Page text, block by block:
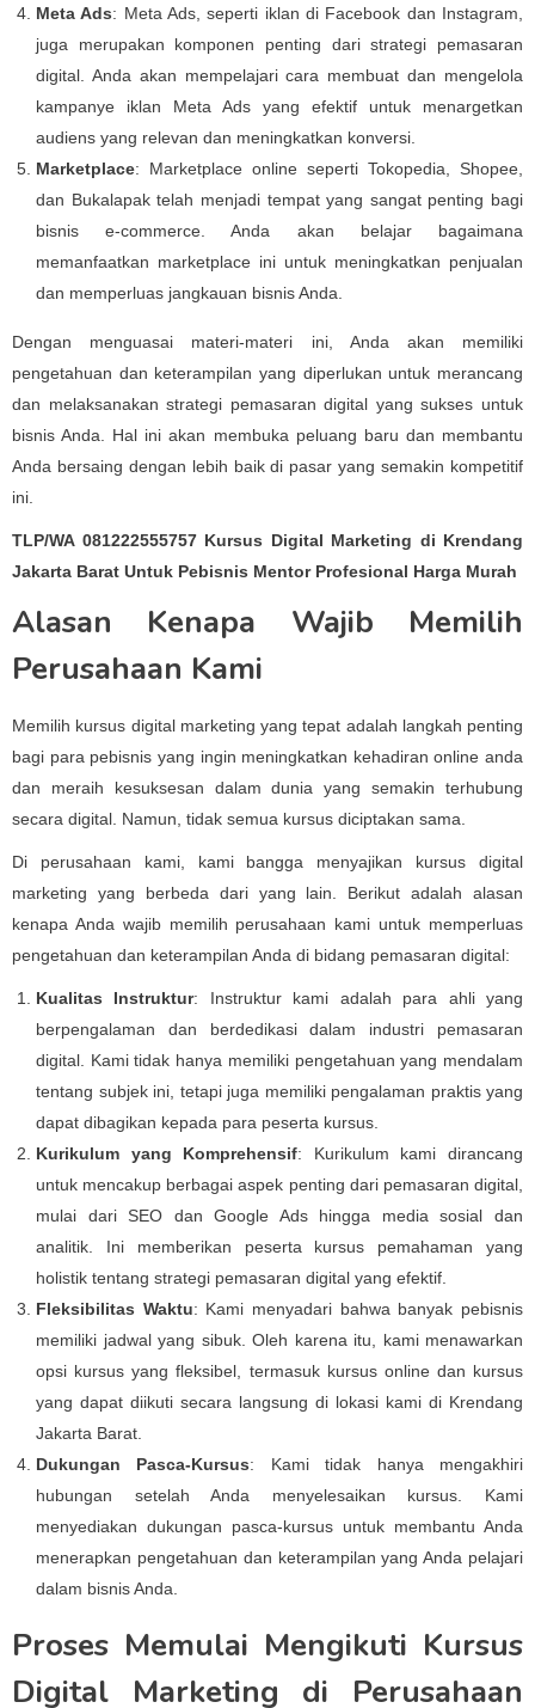
Meta Ads: Meta Ads, seperti iklan di Facebook dan Instagram,
juga merupakan komponen penting dari strategi pemasaran
digital. Anda akan mempelajari cara membuat dan mengelola
kampanye iklan Meta Ads yang efektif untuk menargetkan
audiens yang relevan dan meningkatkan konversi.
Marketplace: Marketplace online seperti Tokopedia, Shopee,
dan Bukalapak telah menjadi tempat yang sangat penting bagi
bisnis e-commerce. Anda akan belajar bagaimana
memanfaatkan marketplace ini untuk meningkatkan penjualan
dan memperluas jangkauan bisnis Anda.
Dengan menguasai materi-materi ini, Anda akan memiliki
pengetahuan dan keterampilan yang diperlukan untuk merancang
dan melaksanakan strategi pemasaran digital yang sukses untuk
bisnis Anda. Hal ini akan membuka peluang baru dan membantu
Anda bersaing dengan lebih baik di pasar yang semakin kompetitif
ini.
TLP/WA 081222555757 Kursus Digital Marketing di Krendang
Jakarta Barat Untuk Pebisnis Mentor Profesional Harga Murah
Alasan Kenapa Wajib Memilih
Perusahaan Kami
Memilih kursus digital marketing yang tepat adalah langkah penting
bagi para pebisnis yang ingin meningkatkan kehadiran online anda
dan meraih kesuksesan dalam dunia yang semakin terhubung
secara digital. Namun, tidak semua kursus diciptakan sama.
Di perusahaan kami, kami bangga menyajikan kursus digital
marketing yang berbeda dari yang lain. Berikut adalah alasan
kenapa Anda wajib memilih perusahaan kami untuk memperluas
pengetahuan dan keterampilan Anda di bidang pemasaran digital:
Kualitas Instruktur: Instruktur kami adalah para ahli yang
berpengalaman dan berdedikasi dalam industri pemasaran
digital. Kami tidak hanya memiliki pengetahuan yang mendalam
tentang subjek ini, tetapi juga memiliki pengalaman praktis yang
dapat dibagikan kepada para peserta kursus.
Kurikulum yang Komprehensif: Kurikulum kami dirancang
untuk mencakup berbagai aspek penting dari pemasaran digital,
mulai dari SEO dan Google Ads hingga media sosial dan
analitik. Ini memberikan peserta kursus pemahaman yang
holistik tentang strategi pemasaran digital yang efektif.
Fleksibilitas Waktu: Kami menyadari bahwa banyak pebisnis
memiliki jadwal yang sibuk. Oleh karena itu, kami menawarkan
opsi kursus yang fleksibel, termasuk kursus online dan kursus
yang dapat diikuti secara langsung di lokasi kami di Krendang
Jakarta Barat.
Dukungan Pasca-Kursus: Kami tidak hanya mengakhiri
hubungan setelah Anda menyelesaikan kursus. Kami
menyediakan dukungan pasca-kursus untuk membantu Anda
menerapkan pengetahuan dan keterampilan yang Anda pelajari
dalam bisnis Anda.
Proses Memulai Mengikuti Kursus
Digital Marketing di Perusahaan